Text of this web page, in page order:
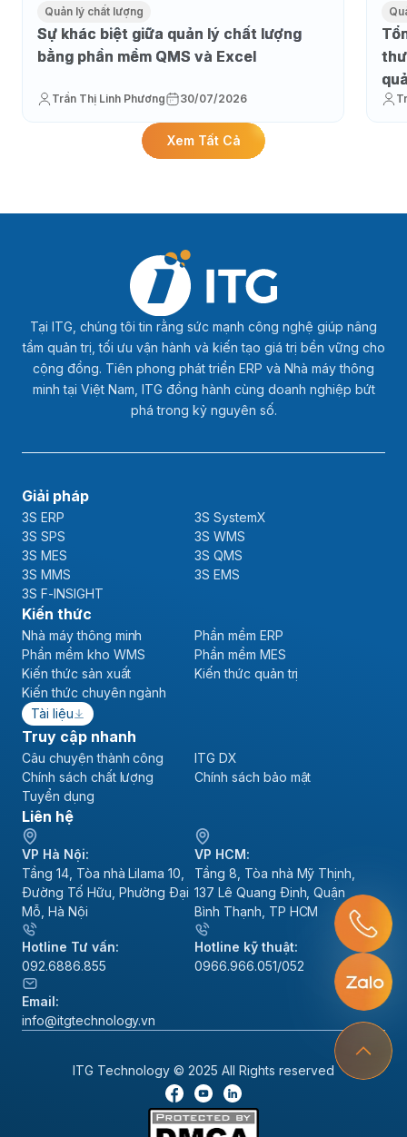
Quản lý chất lượng
Sự khác biệt giữa quản lý chất lượng
bằng phần mềm QMS và Excel
Trần Thị Linh Phương 30/07/2026
Xem Tất Cả
Tại ITG, chúng tôi tin rằng sức mạnh công nghệ giúp nâng
tầm quản trị, tối ưu vận hành và kiến tạo giá trị bền vững cho
cộng đồng. Tiên phong phát triển ERP và Nhà máy thông
minh tại Việt Nam, ITG đồng hành cùng doanh nghiệp bứt
phá trong kỷ nguyên số.
Giải pháp
3S ERP
3S SystemX
3S SPS
3S WMS
3S MES
3S QMS
3S MMS
3S EMS
3S F-INSIGHT
Kiến thức
Nhà máy thông minh
Phần mềm ERP
Phần mềm kho WMS
Phần mềm MES
Kiến thức sản xuất
Kiến thức quản trị
Kiến thức chuyên ngành
Tài liệu
Truy cập nhanh
Câu chuyện thành công
ITG DX
Chính sách chất lượng
Chính sách bảo mật
Tuyển dụng
Liên hệ
VP Hà Nội:
Tầng 14, Tòa nhà Lilama 10,
Đường Tố Hữu, Phường Đại
Mỗ, Hà Nội
VP HCM:
Tầng 8, Tòa nhà Mỹ Thịnh,
137 Lê Quang Định, Quận
Bình Thạnh, TP HCM
Hotline Tư vấn:
092.6886.855
Hotline kỹ thuật:
0966.966.051/052
Email:
info@itgtechnology.vn
ITG Technology © 2025 All Rights reserved